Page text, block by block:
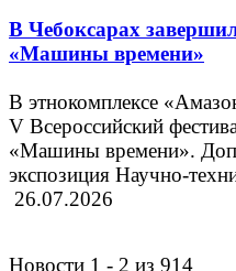
В Чебоксарах
«Машины времени»
В этнокомплексе
V Всероссийский
«Машины времени».
экспозиция Научно-
26.07.2026
Новости 1 - 2 из 914